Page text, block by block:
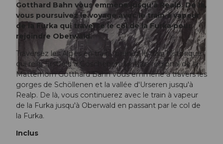
Gotthard Bahn vous emmène jusqu'à Realp. De là,
vous poursuivez le voyage avec le train à vapeur
de la Furka qui traverse le col de la Furka pour
rejoindre Oberwald.
Traversez les Alpes en train : prenez le train historique
qui relie Erstfeld à Göschenen. Le train régional de la
Matterhorn Gotthard Bahn vous emmène à travers les
gorges de Schöllenen et la vallée d'Urseren jusqu'à
Realp. De là, vous continuerez avec le train à vapeur
de la Furka jusqu'à Oberwald en passant par le col de
la Furka.
Inclus